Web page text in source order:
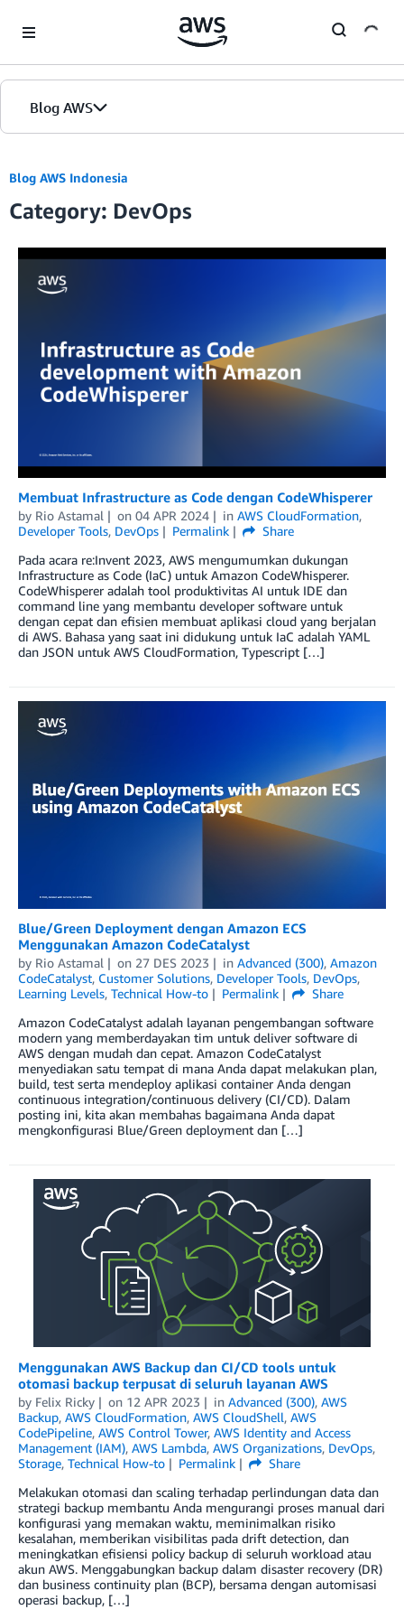
Blog AWS
Beranda
Edisi
Blog AWS Indonesia
Category: DevOps
Membuat Infrastructure as Code dengan CodeWhisperer
by Rio Astamal on 04 APR 2024 in AWS CloudFormation,
Developer Tools, DevOps Permalink
Share
Pada acara re:Invent 2023, AWS mengumumkan dukungan
Infrastructure as Code (IaC) untuk Amazon CodeWhisperer.
CodeWhisperer adalah tool produktivitas AI untuk IDE dan
command line yang membantu developer software untuk
dengan cepat dan efisien membuat aplikasi cloud yang berjalan
di AWS. Bahasa yang saat ini didukung untuk IaC adalah YAML
dan JSON untuk AWS CloudFormation, Typescript […]
Blue/Green Deployment dengan Amazon ECS
Menggunakan Amazon CodeCatalyst
by Rio Astamal on 27 DES 2023 in Advanced (300), Amazon
CodeCatalyst, Customer Solutions, Developer Tools, DevOps,
Learning Levels, Technical How-to Permalink
Share
Amazon CodeCatalyst adalah layanan pengembangan software
modern yang memberdayakan tim untuk deliver software di
AWS dengan mudah dan cepat. Amazon CodeCatalyst
menyediakan satu tempat di mana Anda dapat melakukan plan,
build, test serta mendeploy aplikasi container Anda dengan
continuous integration/continuous delivery (CI/CD). Dalam
posting ini, kita akan membahas bagaimana Anda dapat
mengkonfigurasi Blue/Green deployment dan […]
Menggunakan AWS Backup dan CI/CD tools untuk
otomasi backup terpusat di seluruh layanan AWS
by Felix Ricky on 12 APR 2023 in Advanced (300), AWS
Backup, AWS CloudFormation, AWS CloudShell, AWS
CodePipeline, AWS Control Tower, AWS Identity and Access
Management (IAM), AWS Lambda, AWS Organizations, DevOps,
Storage, Technical How-to Permalink
Share
Melakukan otomasi dan scaling terhadap perlindungan data dan
strategi backup membantu Anda mengurangi proses manual dari
konfigurasi yang memakan waktu, meminimalkan risiko
kesalahan, memberikan visibilitas pada drift detection, dan
meningkatkan efisiensi policy backup di seluruh workload atau
akun AWS. Menggabungkan backup dalam disaster recovery (DR)
dan business continuity plan (BCP), bersama dengan automisasi
operasi backup, […]